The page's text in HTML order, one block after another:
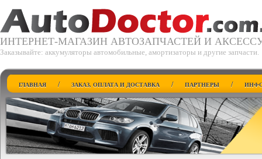
ИНТЕРНЕТ-МАГАЗИН АВТОЗАПЧАСТЕЙ И
Заказывайте: аккумуляторы автомобильные, амортизаторы и другие запчасти.
ГЛАВНАЯ / ЗАКАЗ, ОПЛАТА И ДОСТАВКА / ПАРТНЕРЫ /